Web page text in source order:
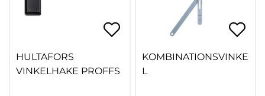
HULTAFORS
VINKELHAKE PROFFS
KOMBINATIONSVINKE
L